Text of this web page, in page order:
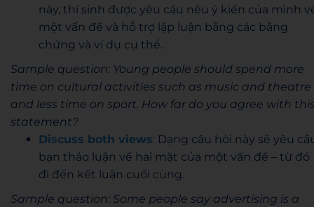
này, thí sinh được yêu cầu nêu ý kiến của mình
một vấn đề và hỗ trợ lập luận bằng các bằng
chứng và ví dụ cụ thể.
Sample question: Young people should spend more
time on cultural activities such as music and theatre
and less time on sport. How far do you agree with
statement?
Discuss both views: Dạng câu hỏi này sẽ yêu
bạn thảo luận về hai mặt của một vấn đề – từ đó
đi đến kết luận cuối cùng.
Sample question: Some people say advertising is a